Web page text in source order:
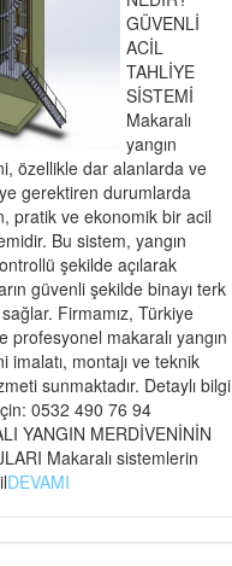
GÜVENLİ
ACİL
TAHLİYE
SİSTEMİ
Makaralı
yangın
özellikle dar alanlarda ve
gerektiren durumlarda
pratik ve ekonomik bir acil
Bu sistem, yangın
şekilde açılarak
güvenli şekilde binayı terk
Firmamız, Türkiye
profesyonel makaralı yangın
imalatı, montajı ve teknik
sunmaktadır. Detaylı bilgi
0532 490 76 94
YANGIN MERDİVENİNİN
Makaralı sistemlerin
DEVAMI